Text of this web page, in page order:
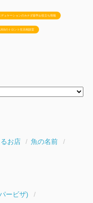
デュケーションのカナダ留学お役立ち情報
JSSのトロント生活相談室
お店
魚の名前
ービザ)